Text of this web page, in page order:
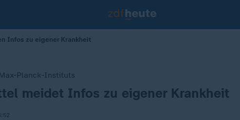
Infos zu eigener Krankheit
Planck-Instituts
meidet Infos zu eigener Krankheit